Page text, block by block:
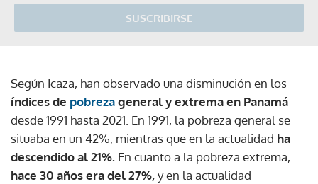
SUSCRIBIRSE
Según Icaza, han observado una disminución en los
índices de pobrezageneral y extrema en Panamá
desde 1991 hasta 2021. En 1991, la pobreza general se
situaba en un 42%, mientras que en la actualidad ha
descendido al 21%. En cuanto a la pobreza extrema,
hace 30 años era del 27%,y en la actualidad